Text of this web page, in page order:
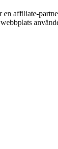
affiliate-